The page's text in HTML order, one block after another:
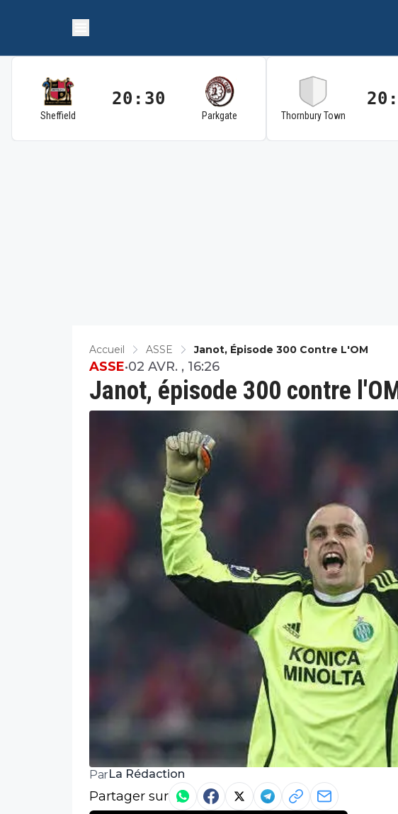
Sheffield
20:30
Parkgate Thornbury Town
Accueil ASSE Janot, Épisode 300 Contre L'OM
Janot, épisode 300 contre
ASSE•02 AVR. , 16:26
Par La Rédaction
Partager sur